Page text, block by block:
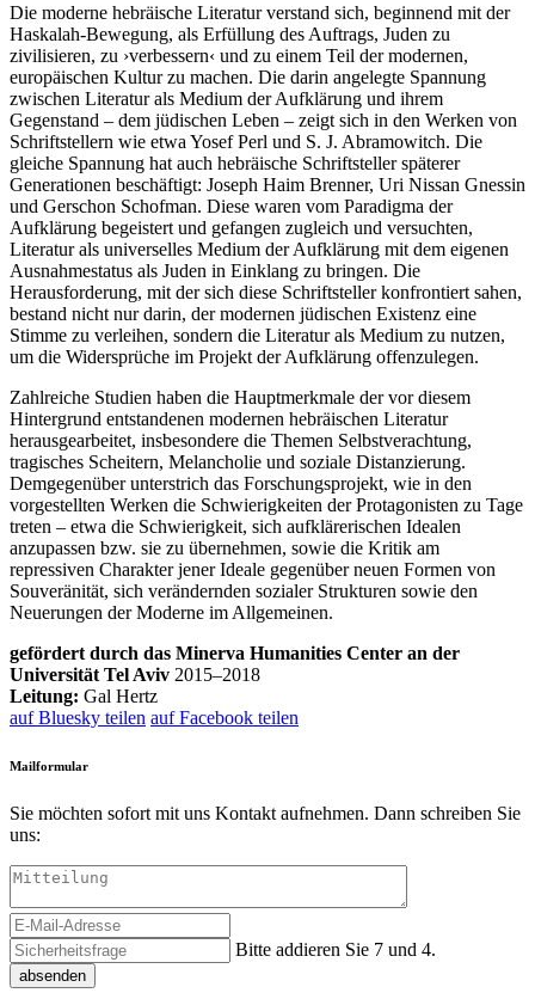
Die moderne hebräische Literatur verstand sich, beginnend mit der
Haskalah-Bewegung, als Erfüllung des Auftrags, Juden zu
zivilisieren, zu ›verbessern‹ und zu einem Teil der modernen,
europäischen Kultur zu machen. Die darin angelegte Spannung
zwischen Literatur als Medium der Aufklärung und ihrem
Gegenstand – dem jüdischen Leben – zeigt sich in den Werken von
Schriftstellern wie etwa Yosef Perl und S. J. Abramowitch. Die
gleiche Spannung hat auch hebräische Schriftsteller späterer
Generationen beschäftigt: Joseph Haim Brenner, Uri Nissan Gnessin
und Gerschon Schofman. Diese waren vom Paradigma der
Aufklärung begeistert und gefangen zugleich und versuchten,
Literatur als universelles Medium der Aufklärung mit dem eigenen
Ausnahmestatus als Juden in Einklang zu bringen. Die
Herausforderung, mit der sich diese Schriftsteller konfrontiert sahen,
bestand nicht nur darin, der modernen jüdischen Existenz eine
Stimme zu verleihen, sondern die Literatur als Medium zu nutzen,
um die Widersprüche im Projekt der Aufklärung offenzulegen.
Zahlreiche Studien haben die Hauptmerkmale der vor diesem
Hintergrund entstandenen modernen hebräischen Literatur
herausgearbeitet, insbesondere die Themen Selbstverachtung,
tragisches Scheitern, Melancholie und soziale Distanzierung.
Demgegenüber unterstrich das Forschungsprojekt, wie in den
vorgestellten Werken die Schwierigkeiten der Protagonisten zu Tage
treten – etwa die Schwierigkeit, sich aufklärerischen Idealen
anzupassen bzw. sie zu übernehmen, sowie die Kritik am
repressiven Charakter jener Ideale gegenüber neuen Formen von
Souveränität, sich verändernden sozialer Strukturen sowie den
Neuerungen der Moderne im Allgemeinen.
gefördert durch das Minerva Humanities Center an der
Universität Tel Aviv 2015–2018
Leitung: Gal Hertz
auf Bluesky teilen auf Facebook teilen
Mailformular
Sie möchten sofort mit uns Kontakt aufnehmen. Dann schreiben Sie
uns:
Bitte addieren Sie 7 und 4.
absenden